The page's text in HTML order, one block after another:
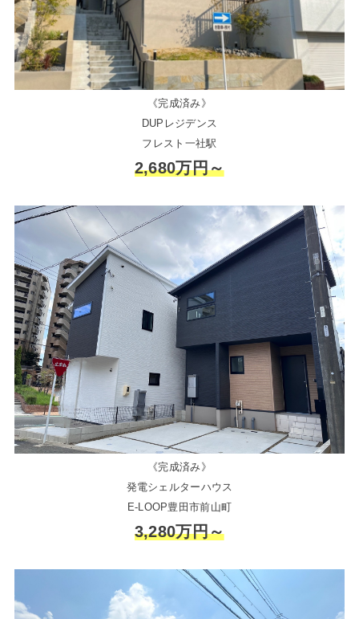
《完成済み》
DUPレジデンス
フレスト一社駅
2,680万円～
《完成済み》
発電シェルターハウス
E-LOOP豊田市前山町
3,280万円～